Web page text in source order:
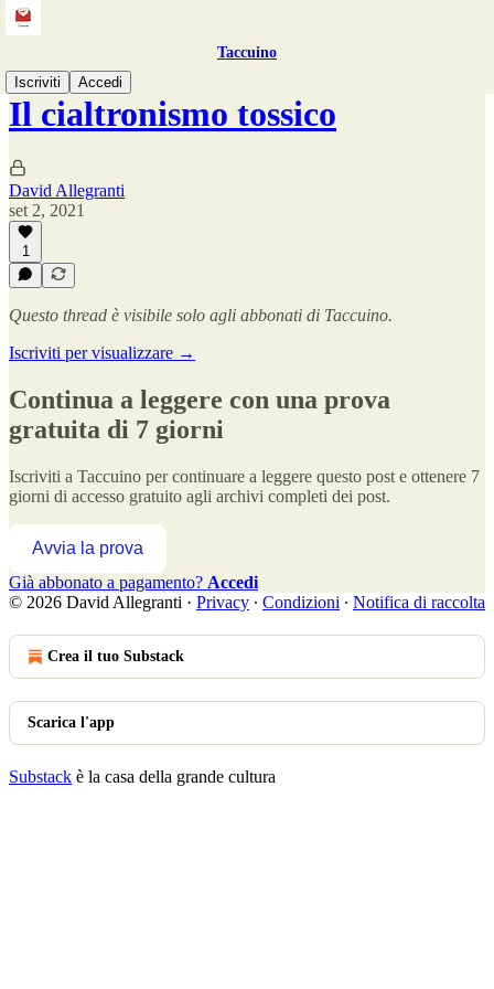
Taccuino
Iscriviti
Accedi
Il cialtronismo tossico
David Allegranti
set 2, 2021
1
Questo thread è visibile solo agli abbonati di Taccuino.
Iscriviti per visualizzare →
Continua a leggere con una prova
gratuita di 7 giorni
Iscriviti a Taccuino per continuare a leggere questo post e ottenere 7
giorni di accesso gratuito agli archivi completi dei post.
Avvia la prova
Già abbonato a pagamento? Accedi
© 2026 David Allegranti · Privacy ∙ Condizioni ∙ Notifica di raccolta
Crea il tuo Substack
Scarica l'app
Substack è la casa della grande cultura